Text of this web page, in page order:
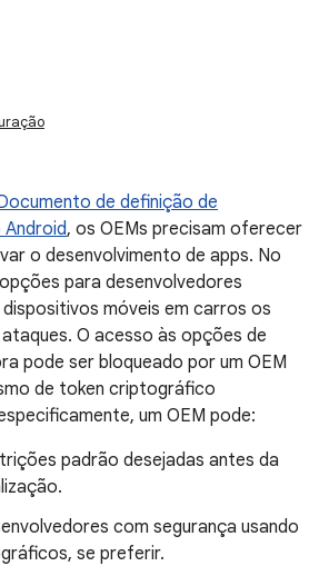
de definição de
, os OEMs precisam oferecer
o desenvolvimento de apps. No
para desenvolvedores
móveis em carros os
O acesso às opções de
pode ser bloqueado por um OEM
de token criptográfico
um OEM pode:
padrão desejadas antes da
com segurança usando
se preferir.